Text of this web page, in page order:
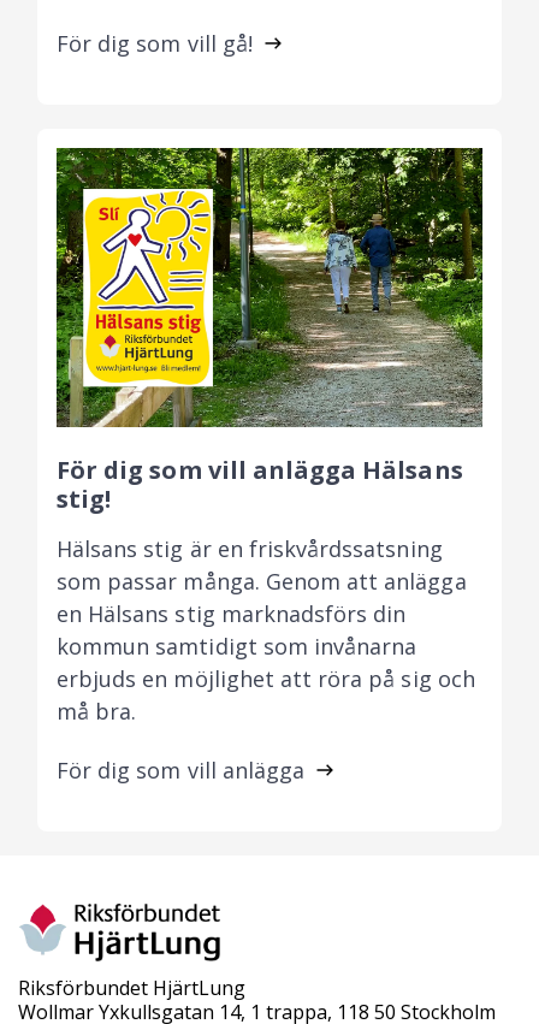
För dig som vill gå!
För dig som vill anlägga Hälsans
stig!
Hälsans stig är en friskvårdssatsning
som passar många. Genom att anlägga
en Hälsans stig marknadsförs din
kommun samtidigt som invånarna
erbjuds en möjlighet att röra på sig och
må bra.
För dig som vill anlägga
Riksförbundet HjärtLung
Wollmar Yxkullsgatan 14, 1 trappa, 118 50 Stockholm